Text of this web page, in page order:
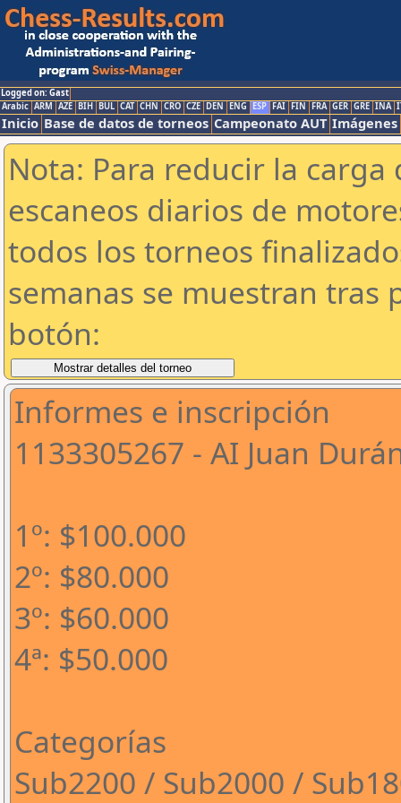
Logged on: Gast
Arabic ARM AZE BIH BUL CAT CHN CRO CZE DEN ENG ESP FAI FIN FRA GER GRE INA
Inicio Base de datos de torneos Campeonato AUT Imágenes
Nota: Para reducir la
escaneos diarios de
todos los torneos
semanas se muestran tras
botón:
Informes e inscripción
1133305267 - AI Juan
1º: $100.000
2º: $80.000
3º: $60.000
4ª: $50.000
Categorías
Sub2200 / Sub2000 /